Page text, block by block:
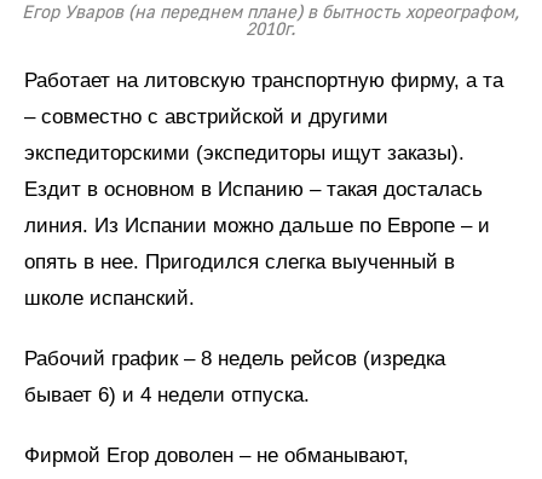
Егор Уваров (на переднем плане) в бытность хореографом,
2010г.
Работает на литовскую транспортную фирму, а та
– совместно с австрийской и другими
экспедиторскими (экспедиторы ищут заказы).
Ездит в основном в Испанию – такая досталась
линия. Из Испании можно дальше по Европе – и
опять в нее. Пригодился слегка выученный в
школе испанский.
Рабочий график – 8 недель рейсов (изредка
бывает 6) и 4 недели отпуска.
Фирмой Егор доволен – не обманывают,